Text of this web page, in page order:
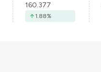
160.377
1.88%